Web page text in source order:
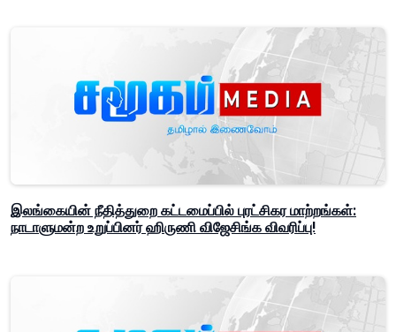
இலங்கையின் நீதித்துறை கட்டமைப்பில் புரட்சிகர மாற்றங்கள்:
நாடாளுமன்ற உறுப்பினர் ஹிருணி விஜேசிங்க விவரிப்பு!